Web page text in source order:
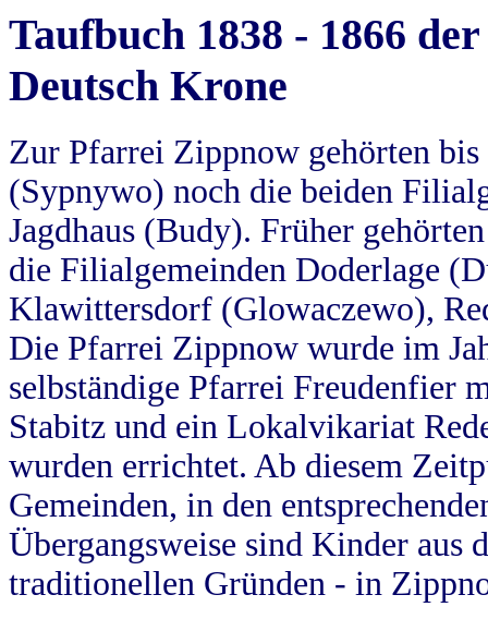
Taufbuch 1838 - 1866
Deutsch Krone
Zur Pfarrei Zippnow gehörten
(Sypnywo) noch die beiden
Jagdhaus (Budy). Früher
die Filialgemeinden Doderlage
Klawittersdorf (Glowaczewo),
Die Pfarrei Zippnow wurde im
selbständige Pfarrei Freudenfier
Stabitz und ein Lokalvikariat
wurden errichtet. Ab diesem
Gemeinden, in den
Übergangsweise sind Kinder aus
traditionellen Gründen - in